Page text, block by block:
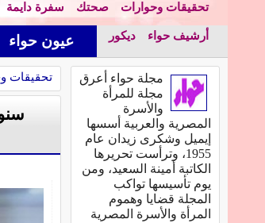
تحقيقات وحوارات صحتك سفرة دايمة
أرشيف حواء ديكور عيون حواء
تحقيقات
مجلة حواء أعرق
مجلة للمرأة
والأسرة
المصرية والعربية أسسها
إيميل وشكرى زيدان عام
1955، وترأست تحريرها
الكاتبة أمينة السعيد، ومن
يوم تأسيسها تواكب
المجلة قضايا وهموم
المرأة والأسرة المصرية